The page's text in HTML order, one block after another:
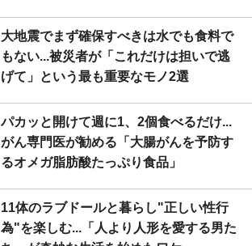
大地震でまず確保すべきは水でも食料で
もない...被災者が「これだけは担いで逃
げて」という最も重要なモノ2選
パカッと開けて週に1、2個食べるだけ...
がん専門医が勧める「大腸がんを予防す
るオメガ脂肪酸たっぷり食品」
11体のラブドールと暮らし"正しい性行
為"を楽しむ...「人より人形を愛する男た